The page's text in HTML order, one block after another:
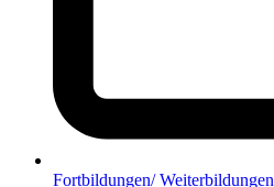
Fortbildungen/ Weiterbildungen